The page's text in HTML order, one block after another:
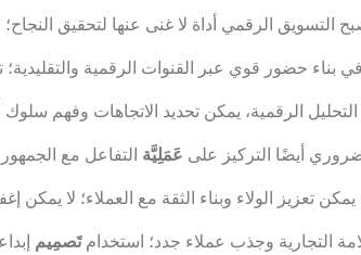
التسويق الرقمي أداة لا غنى عنها لتحقيق
بناء حضور قوي عبر القنوات الرقمية
الرقمية، يمكن تحديد الاتجاهات وفهم
أيضًا التركيز على عَمَلِيَّة التفاعل مع
تعزيز الولاء وبناء الثقة مع العملاء؛ لا يمكن
التجارية وجذب عملاء جدد؛ استخدامتَصمِيم